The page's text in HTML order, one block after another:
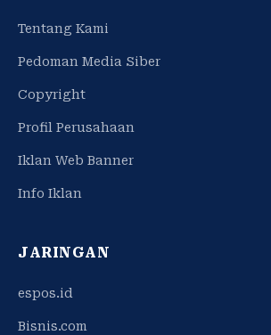
Tentang Kami
Pedoman Media Siber
Copyright
Profil Perusahaan
Iklan Web Banner
Info Iklan
JARINGAN
espos.id
Bisnis.com